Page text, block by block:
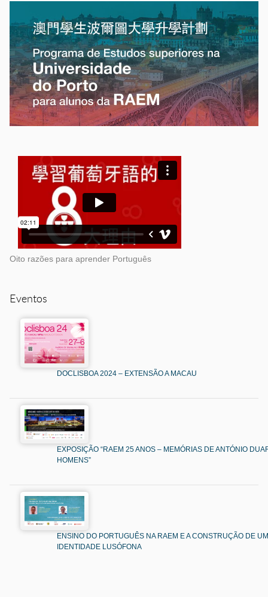
Oito razões para aprender Português
Eventos
DOCLISBOA 2024 – EXTENSÃO A MACAU
EXPOSIÇÃO “RAEM 25 ANOS – MEMÓRIAS DE ANTÓNIO
HOMENS”
ENSINO DO PORTUGUÊS NA RAEM E A CONSTRUÇÃO DE
IDENTIDADE LUSÓFONA